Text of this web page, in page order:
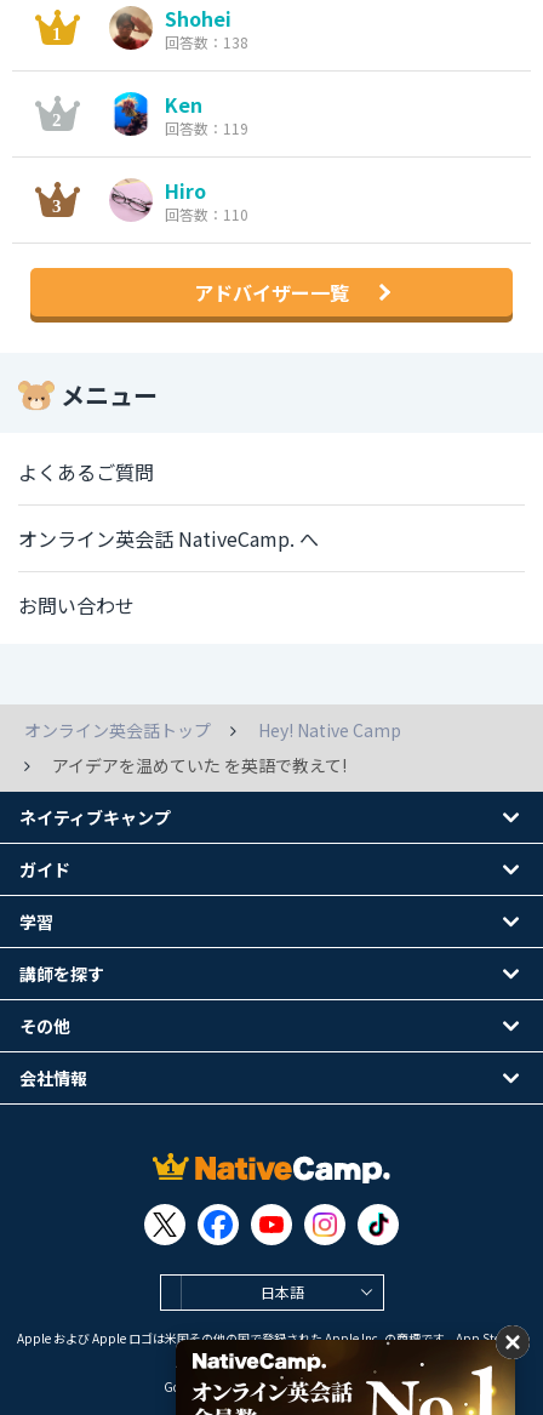
Shohei
回答数：138
Ken
回答数：119
Hiro
回答数：110
アドバイザー一覧
メニュー
よくあるご質問
オンライン英会話 NativeCamp. へ
お問い合わせ
オンライン英会話トップ
Hey! Native Camp
アイデアを温めていた を英語で教えて!
日本語
Apple および Apple ロゴは米国その他の国で登録された Apple Inc. の商標です。App Store は
Apple Inc. のサービスマークです。
Google Play は Google LLC の商標です。
ネイティブキャンプ
ガイド
学習
講師を探す
その他
会社情報